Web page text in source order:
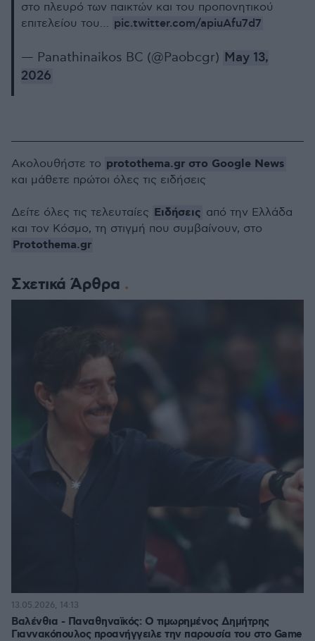
στο πλευρό των παικτών και του προπονητικού
επιτελείου του… pic.twitter.com/apiuAfu7d7
— Panathinaikos BC (@Paobcgr) May 13,
2026
Σχετικά Άρθρα
Βαλένθια - Παναθηναϊκός: Ο τιμωρημένος Δημήτρης
Γιαννακόπουλος προανήγγειλε την παρουσία του στο Game
13.05.2026, 14:13
Ακολουθήστε το protothema.gr στο Google News
και μάθετε πρώτοι όλες τις ειδήσεις
Δείτε όλες τις τελευταίες Ειδήσεις από την Ελλάδα
και τον Κόσμο, τη στιγμή που συμβαίνουν, στο
Protothema.gr